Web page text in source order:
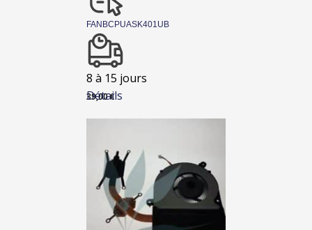
Détails
FANBCPUASK401UB
8 à 15 jours
39,00€